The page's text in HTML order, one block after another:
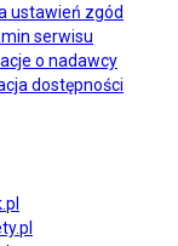
ustawień zgód
serwisu
o nadawcy
dostępności